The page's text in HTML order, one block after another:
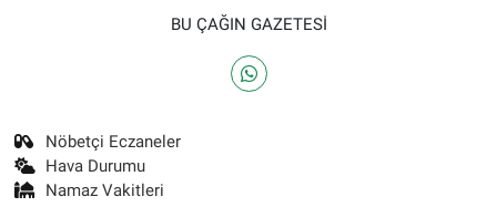
BU ÇAĞIN GAZETESİ
Nöbetçi Eczaneler
Hava Durumu
Namaz Vakitleri